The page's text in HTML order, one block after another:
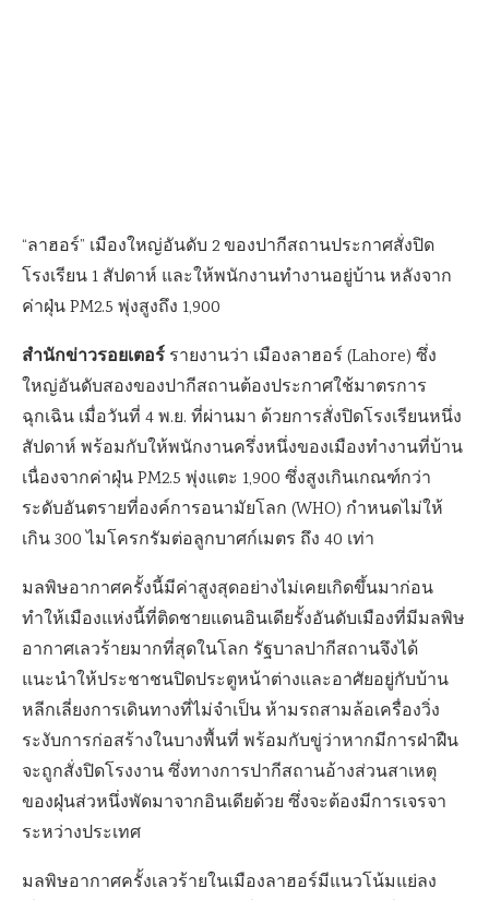
“ลาฮอร์” เมืองใหญ่อันดับ 2 ของปากีสถานประกาศสั่งปิด
โรงเรียน 1 สัปดาห์ และให้พนักงานทำงานอยู่บ้าน หลังจาก
ค่าฝุ่น PM2.5 พุ่งสูงถึง 1,900
สำนักข่าวรอยเตอร์ รายงานว่า เมืองลาฮอร์ (Lahore) ซึ่ง
ใหญ่อันดับสองของปากีสถานต้องประกาศใช้มาตรการ
ฉุกเฉิน เมื่อวันที่ 4 พ.ย. ที่ผ่านมา ด้วยการสั่งปิดโรงเรียนหนึ่ง
สัปดาห์ พร้อมกับให้พนักงานครึ่งหนึ่งของเมืองทำงานที่บ้าน
เนื่องจากค่าฝุ่น PM2.5 พุ่งแตะ 1,900 ซึ่งสูงเกินเกณฑ์กว่า
ระดับอันตรายที่องค์การอนามัยโลก (WHO) กำหนดไม่ให้
เกิน 300 ไมโครกรัมต่อลูกบาศก์เมตร ถึง 40 เท่า
มลพิษอากาศครั้งนี้มีค่าสูงสุดอย่างไม่เคยเกิดขึ้นมาก่อน
ทำให้เมืองแห่งนี้ที่ติดชายแดนอินเดียรั้งอันดับเมืองที่มีมลพิษ
อากาศเลวร้ายมากที่สุดในโลก รัฐบาลปากีสถานจึงได้
แนะนำให้ประชาชนปิดประตูหน้าต่างและอาศัยอยู่กับบ้าน
หลีกเลี่ยงการเดินทางที่ไม่จำเป็น ห้ามรถสามล้อเครื่องวิ่ง
ระงับการก่อสร้างในบางพื้นที่ พร้อมกับขู่ว่าหากมีการฝ่าฝืน
จะถูกสั่งปิดโรงงาน ซึ่งทางการปากีสถานอ้างส่วนสาเหตุ
ของฝุ่นส่วหนึ่งพัดมาจากอินเดียด้วย ซึ่งจะต้องมีการเจรจา
ระหว่างประเทศ
มลพิษอากาศครั้งเลวร้ายในเมืองลาฮอร์มีแนวโน้มแย่ลง